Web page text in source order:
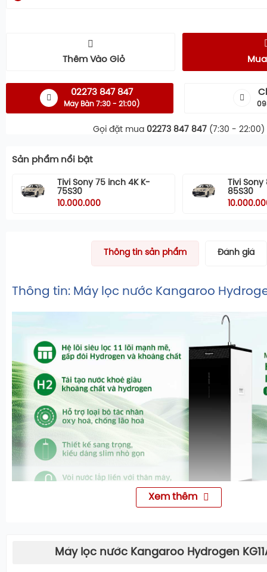
Thêm Vào Giỏ
02273 847 847
Máy Bàn 7:30 - 21:00)
Gọi đặt mua 02273 847 847 (7:30 - 22:00)
Thông tin sản phẩm Đánh giá
Thông tin: Máy lọc nước Kangaroo Hydrogen
THÔNG SỐ KỸ THUẬT
Xem thêm
Sản phẩm nổi bật
Tivi Sony 75 inch 4K K-
75S30
10.000.000
Tivi
85S30
Máy lọc nước Kangaroo Hydrogen